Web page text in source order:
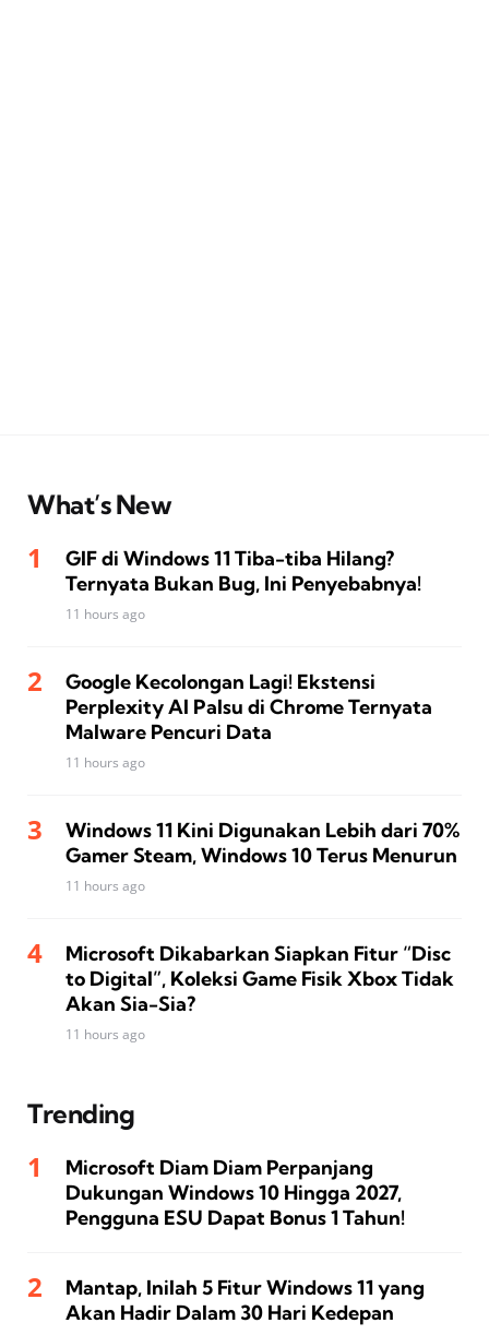
What’s New
GIF di Windows 11 Tiba-tiba Hilang?
Ternyata Bukan Bug, Ini Penyebabnya!
11 hours ago
Google Kecolongan Lagi! Ekstensi
Perplexity AI Palsu di Chrome Ternyata
Malware Pencuri Data
11 hours ago
Windows 11 Kini Digunakan Lebih dari 70%
Gamer Steam, Windows 10 Terus Menurun
11 hours ago
Microsoft Dikabarkan Siapkan Fitur “Disc
to Digital”, Koleksi Game Fisik Xbox Tidak
Akan Sia-Sia?
11 hours ago
Trending
Microsoft Diam Diam Perpanjang
Dukungan Windows 10 Hingga 2027,
Pengguna ESU Dapat Bonus 1 Tahun!
Mantap, Inilah 5 Fitur Windows 11 yang
Akan Hadir Dalam 30 Hari Kedepan